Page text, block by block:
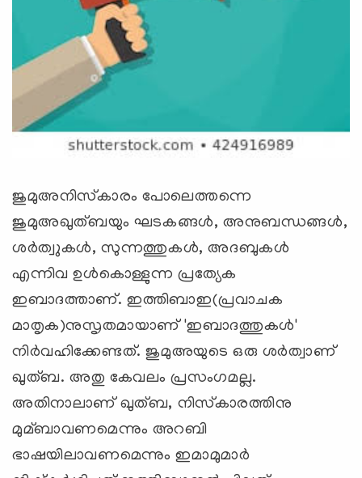
ജുമുഅനിസ്‌കാരം പോലെത്തന്നെ
ജുമുഅഖുത്ബയും ഘടകങ്ങള്‍, അനുബന്ധങ്ങള്‍,
ശര്‍ത്വുകള്‍, സുന്നത്തുകള്‍, അദബുകള്‍
എന്നിവ ഉള്‍കൊള്ളുന്ന പ്രത്യേക
ഇബാദത്താണ്. ഇത്തിബാഇ(പ്രവാചക
മാതൃക)നുസൃതമായാണ് 'ഇബാദത്തുകള്‍'
നിര്‍വഹിക്കേണ്ടത്. ജുമുഅയുടെ ഒരു ശര്‍ത്വാണ്
ഖുത്ബ. അതു കേവലം പ്രസംഗമല്ല.
അതിനാലാണ് ഖുത്ബ, നിസ്‌കാരത്തിനു
മുമ്ബാവണമെന്നും അറബി
ഭാഷയിലാവണമെന്നും ഇമാമുമാര്‍